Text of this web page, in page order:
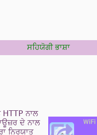
ਸਹਿਯੋਗੀ ਭਾਸ਼ਾ
ਨਾਲ
ਦੇ ਨਾਲ
ਨਿਰਯਾਤ